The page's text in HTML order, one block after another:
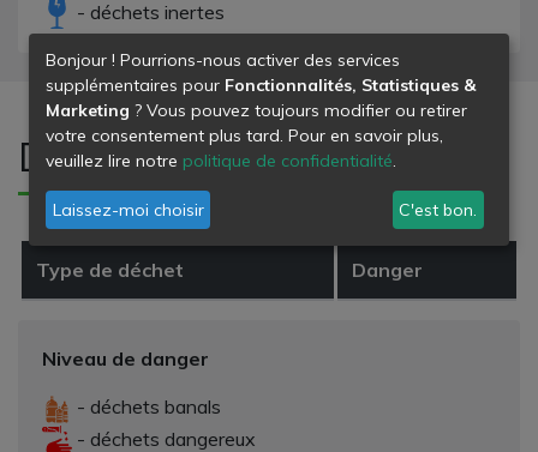
- déchets inertes
Déchets refusés
Type de déchet Danger
Niveau de danger
- déchets banals
- déchets dangereux
Bonjour ! Pourrions-nous activer des services
supplémentaires pour Fonctionnalités, Statistiques &
Marketing ? Vous pouvez toujours modifier ou retirer
votre consentement plus tard. Pour en savoir plus,
veuillez lire notre politique de confidentialité.
Laissez-moi choisir C'est bon.